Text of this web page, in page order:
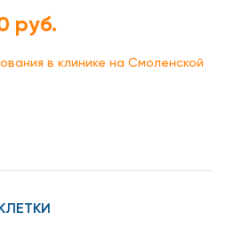
руб.
в клинике на Смоленской